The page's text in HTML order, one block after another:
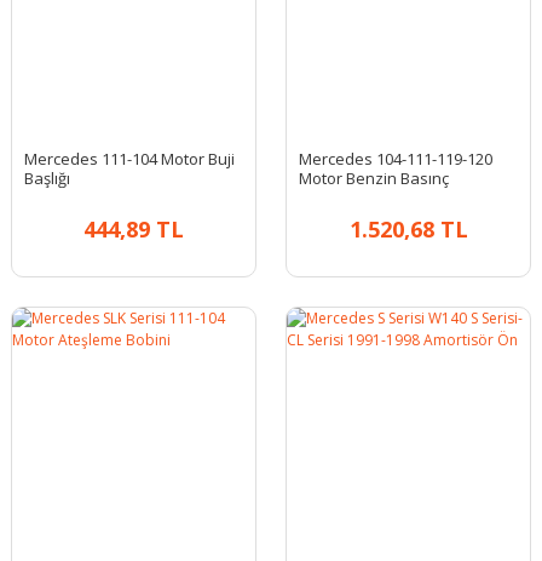
Mercedes 111-104 Motor Buji
Başlığı
444,89 TL
Mercedes 104-111-119-120
Motor Benzin Basınç
1.520,68 TL